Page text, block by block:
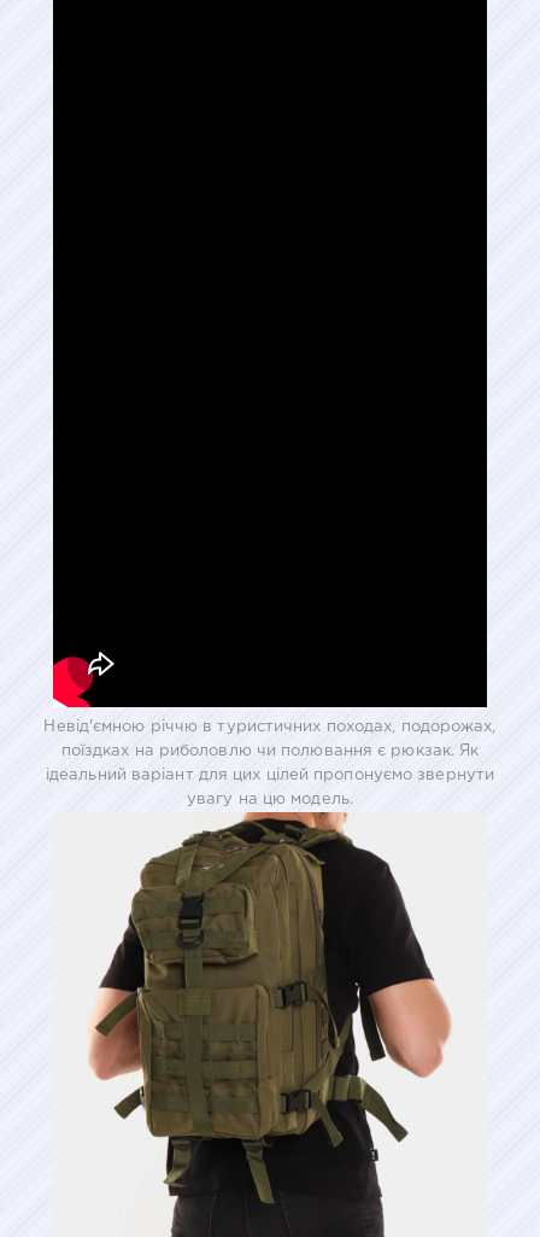
Невід'ємною річчю в туристичних походах, подорожах,
поїздках на риболовлю чи полювання є рюкзак. Як
ідеальний варіант для цих цілей пропонуємо звернути
увагу на цю модель.